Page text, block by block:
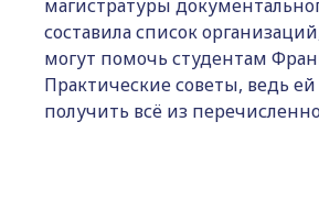
магистратуры
составила список
могут помочь студентам
Практические советы, ведь ей
получить всё из